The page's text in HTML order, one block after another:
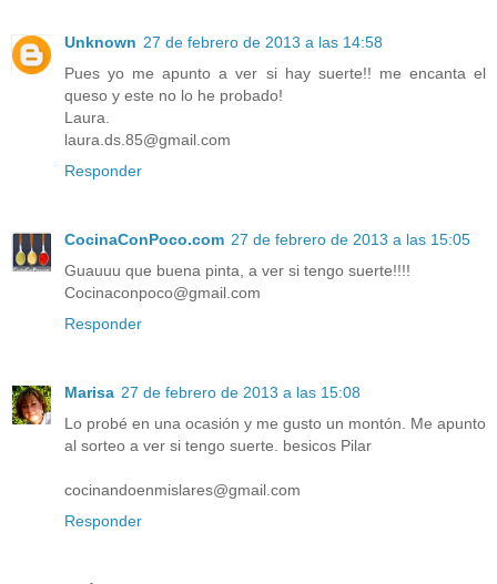
Unknown 27 de febrero de 2013 a las 14:58
Pues yo me apunto a ver si hay suerte!! me encanta el
queso y este no lo he probado!
Laura.
laura.ds.85@gmail.com
Responder
CocinaConPoco.com 27 de febrero de 2013 a las 15:05
Guauuu que buena pinta, a ver si tengo suerte!!!!
Cocinaconpoco@gmail.com
Responder
Marisa 27 de febrero de 2013 a las 15:08
Lo probé en una ocasión y me gusto un montón. Me apunto
al sorteo a ver si tengo suerte. besicos Pilar
cocinandoenmislares@gmail.com
Responder